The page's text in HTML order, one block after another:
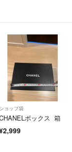
ショップ袋
ボックス 箱